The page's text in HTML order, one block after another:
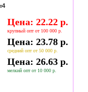
Цена: 22.22 р.
крупный опт от 100 000 р.
Цена: 23.78 р.
средний опт от 50 000 р.
Цена: 26.63 р.
мелкий опт от 10 000 р.